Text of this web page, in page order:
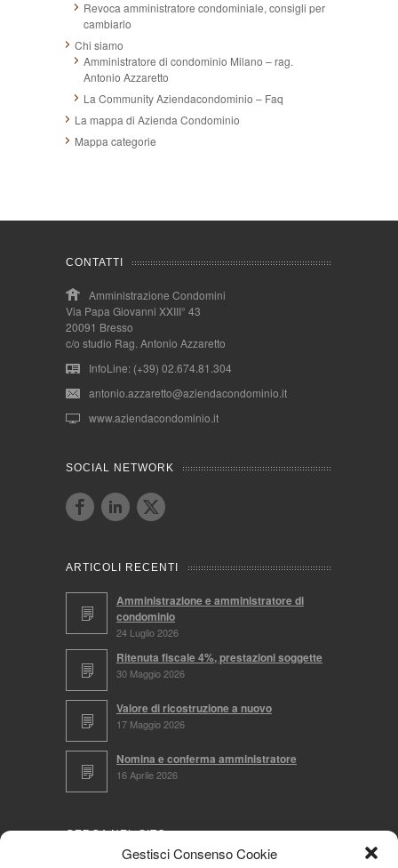
Gestisci Consenso Cookie
Revoca amministratore condominiale, consigli per
cambiarlo
Chi siamo
Amministratore di condominio Milano – rag.
Antonio Azzaretto
La Community Aziendacondominio – Faq
La mappa di Azienda Condominio
Mappa categorie
CONTATTI
Amministrazione Condomini
Via Papa Giovanni XXIII° 43
20091 Bresso
c/o studio Rag. Antonio Azzaretto
InfoLine: (+39) 02.674.81.304
antonio.azzaretto@aziendacondominio.it
www.aziendacondominio.it
SOCIAL NETWORK
ARTICOLI RECENTI
Amministrazione e amministratore di
condominio
24 Luglio 2026
Ritenuta fiscale 4%, prestazioni soggette
30 Maggio 2026
Valore di ricostruzione a nuovo
17 Maggio 2026
Nomina e conferma amministratore
16 Aprile 2026
CERCA NEL SITO